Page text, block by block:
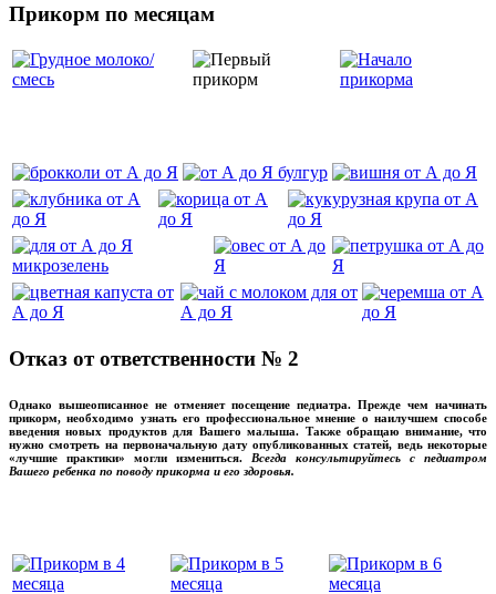
Прикорм по месяцам
Отказ от ответственности № 2
Однако вышеописанное не отменяет посещение педиатра. Прежде чем начинать
прикорм, необходимо узнать его профессиональное мнение о наилучшем способе
введения новых продуктов для Вашего малыша. Также обращаю внимание, что
нужно смотреть на первоначальную дату опубликованных статей, ведь некоторые
«лучшие практики» могли измениться. Всегда консультируйтесь с педиатром
Вашего ребенка по поводу прикорма и его здоровья.